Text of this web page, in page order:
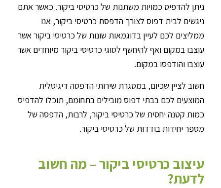
ניתן להדפיס כמויות משתנות של כרטיסי ביקור. כאשר אתם
ניגשים לבית דפוס לצורך הדפסת כרטיסי ביקור, אנו
ממליצים לכם לעיין בדוגמאות שונות של כרטיסי ביקור אשר
עוצבו במקום ואף להיחשף לסוגי כרטיסי ביקור מיוחדים אשר
עוצבו והודפסו במקום.
חשוב לציין שכיום, במסגרת שירותי הדפסה דיגיטלית
המוצעים לכם בבתי דפוס מובילים בתחומם, תוכלו להדפיס
כמות קטנה יחסית של כרטיסי ביקור, לרבות, הדפסה של
מספר יחידות בודדות של כרטיסי ביקור.
עיצוב כרטיסי ביקור – מה חשוב
לדעת?